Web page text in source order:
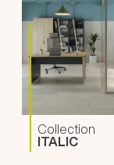
Collection
ITALIC